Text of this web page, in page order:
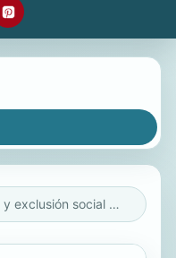
Marginación y exclusión social en el País Vasco